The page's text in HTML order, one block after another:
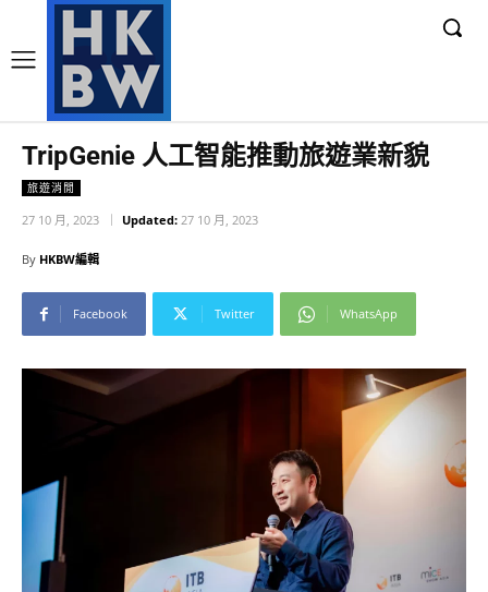
TripGenie 人工智能推動旅遊業新貌
旅遊消閒
27 10 月, 2023 Updated: 27 10 月, 2023
By HKBW編輯
Facebook Twitter WhatsApp